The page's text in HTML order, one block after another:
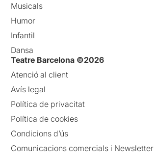
Musicals
Humor
Infantil
Dansa
Teatre Barcelona ©2026
Atenció al client
Avís legal
Política de privacitat
Política de cookies
Condicions d’ús
Comunicacions comercials i Newsletter